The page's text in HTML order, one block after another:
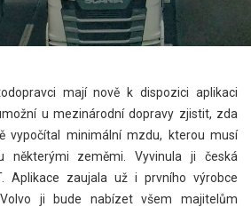
mají nově k dispozici aplikaci
u mezinárodní dopravy zjistit, zda
vypočítal minimální mzdu, kterou musí
některými zeměmi. Vyvinula ji česká
Aplikace zaujala už i prvního výrobce
ji bude nabízet všem majitelům